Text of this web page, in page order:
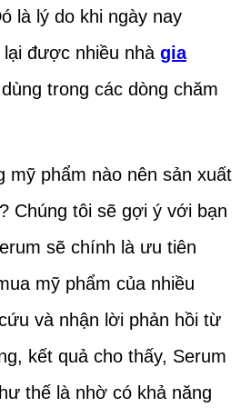
là lý do khi ngày nay
được nhiều nhà gia
trong các dòng chăm
mỹ phẩm nào nên sản xuất
Chúng tôi sẽ gợi ý với bạn
sẽ chính là ưu tiên
mỹ phẩm của nhiều
và nhận lời phản hồi từ
kết quả cho thấy, Serum
thế là nhờ có khả năng